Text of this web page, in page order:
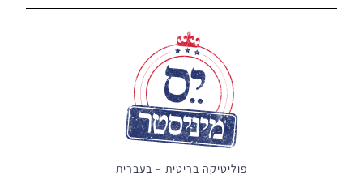
פוליטיקה בריטית – בעברית